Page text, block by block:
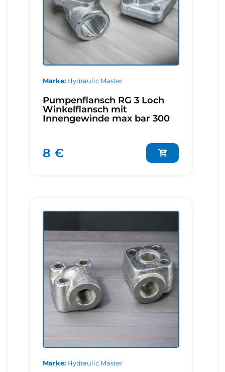
Marke Hydraulic Master
Pumpenflansch RG 3 Loch
Winkelflansch mit
Innengewinde max bar 300
8 €
Marke Hydraulic Master